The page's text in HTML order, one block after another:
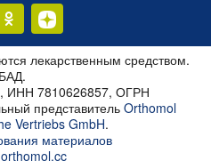
лекарственным средством.
БАД.
ИНН 7810626857, ОГРН
представитель Orthomol
Vertriebs GmbH.
материалов